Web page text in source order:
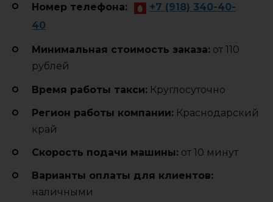
Номер телефона:
+7 (918) 340-40-
40
Минимальная стоимость заказа: от 110
рублей
Время работы такси: Круглосуточно
Регион работы компании: Краснодарский
край
Cкорость подачи машины: от 10 минут
Варианты оплаты для клиентов:
наличными